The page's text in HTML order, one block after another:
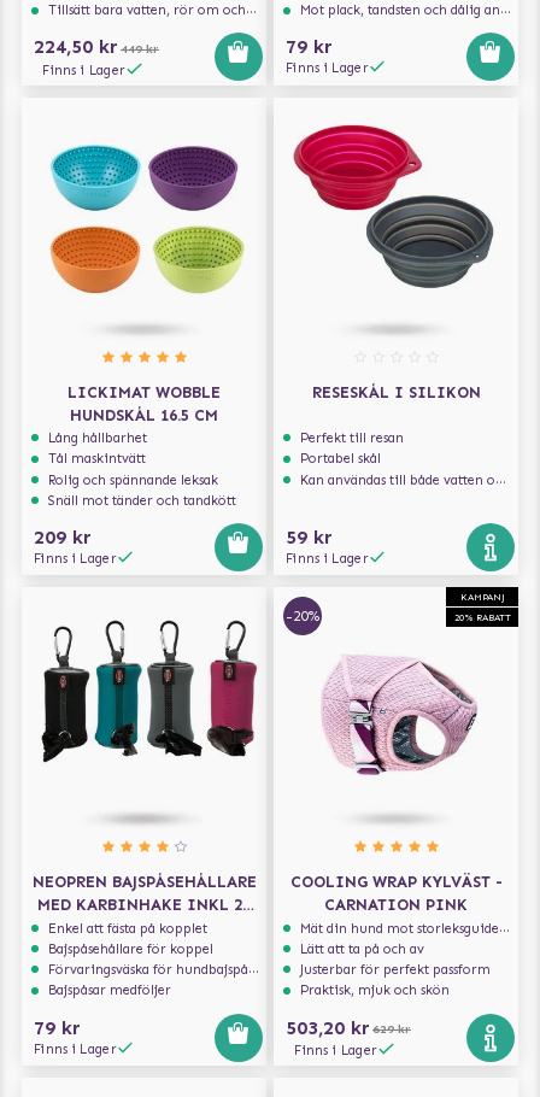
Tillsätt bara vatten, rör om och frys
224,50 kr 449 kr
Finns i Lager
Mot plack, tandsten och dålig andedräkt
79 kr
Finns i Lager
LICKIMAT WOBBLE
HUNDSKÅL 16.5 CM
Lång hållbarhet
Tål maskintvätt
Rolig och spännande leksak
Snäll mot tänder och tandkött
209 kr
Finns i Lager
RESESKÅL I SILIKON
Perfekt till resan
Portabel skål
Kan användas till både vatten och mat
59 kr
Finns i Lager
NEOPREN BAJSPÅSEHÅLLARE
MED KARBINHAKE INKL 20
PÅSAR
Enkel att fästa på kopplet
Bajspåsehållare för koppel
Förvaringsväska för hundbajspåsar
Bajspåsar medföljer
79 kr
Finns i Lager
KAMPANJ
20% RABATT
-20%
COOLING WRAP KYLVÄST -
CARNATION PINK
Mät din hund mot storleksguiden för att få rätt storlek
Lätt att ta på och av
Justerbar för perfekt passform
Praktisk, mjuk och skön
503,20 kr 629 kr
Finns i Lager